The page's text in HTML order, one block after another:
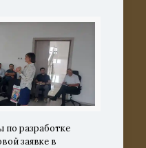
по разработке
заявке в